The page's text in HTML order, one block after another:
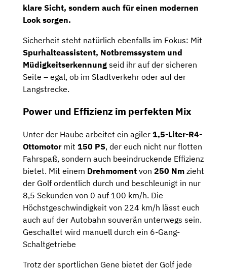
klare Sicht, sondern auch für einen modernen
Look sorgen.
Sicherheit steht natürlich ebenfalls im Fokus: Mit
Spurhalteassistent, Notbremssystem und
Müdigkeitserkennung seid ihr auf der sicheren
Seite – egal, ob im Stadtverkehr oder auf der
Langstrecke.
Power und Effizienz im perfekten Mix
Unter der Haube arbeitet ein agiler 1,5-Liter-R4-
Ottomotormit 150 PS, der euch nicht nur flotten
Fahrspaß, sondern auch beeindruckende Effizienz
bietet. Mit einem Drehmoment von 250 Nm zieht
der Golf ordentlich durch und beschleunigt in nur
8,5 Sekunden von 0 auf 100 km/h. Die
Höchstgeschwindigkeit von 224 km/h lässt euch
auch auf der Autobahn souverän unterwegs sein.
Geschaltet wird manuell durch ein 6-Gang-
Schaltgetriebe
Trotz der sportlichen Gene bietet der Golf jede